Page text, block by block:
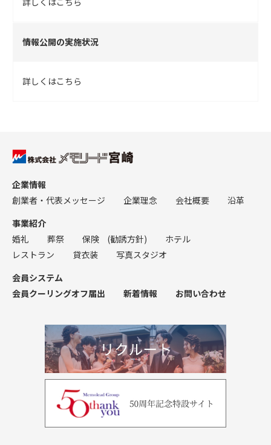
情報公開の実施状況
詳しくはこちら
企業情報
創業者・代表メッセージ
企業理念 会社概要
沿革
事業紹介
婚礼
葬祭 保険 (勧誘方針)
ホテル
レストラン
貸衣装
写真スタジオ
会員システム
会員クーリングオフ届出
新着情報 お問い合わせ